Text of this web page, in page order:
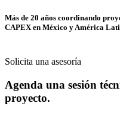
Más de 20 años coordinando
CAPEX en México y América
Solicita una asesoría
Agenda una sesión
proyecto.